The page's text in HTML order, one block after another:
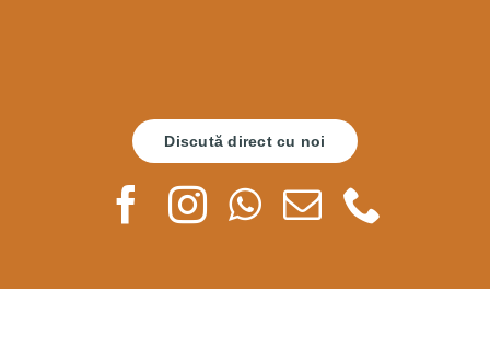
Discută direct cu noi